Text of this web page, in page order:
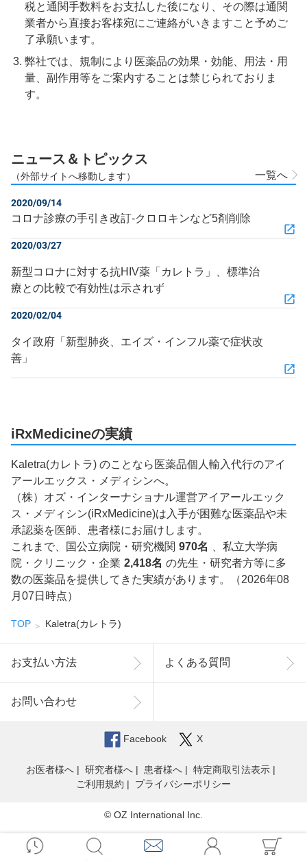
税と通関手数料をお支払した後になり、その際は通関
業者から直接お客様宛にご連絡がいきますこと予めご
了承願います。
弊社では、規制により医薬品の効果・効能、用法・用
量、副作用等をご案内することは禁じられておりま
す。
ニュース＆トピックス
（外部サイトへ移動します） 一覧へ
2020/09/14
コロナ診療の手引き改訂‐クロロキンなど5剤削除
2020/03/27
新型コロナに対する抗HIV薬「カレトラ」、標準治
療との比較で有効性は示されず
2020/02/04
タイ政府「新型肺炎、エイズ・インフル薬で症状改
善」
iRxMedicineの実績
Kaletra(カレトラ) のことなら医薬品個人輸入代行のアイ
アールエックス・メディシンへ。
（株）オズ・インターナショナル運営アイアールエック
ス・メディシン(iRxMedicine)は入手が困難な医薬品や未
承認薬を医師、患者様にお届けします。
これまで、国公立病院・研究機関 970名
、私立大学病
院・クリニック・企業 2,418名 の先生・研究者方等に多
数の医薬品を提供してきた実績があります。（2026年08
月07日時点）
TOP Kaletra(カレトラ)
お支払い方法 よくある質問
お問い合わせ
Facebook X
お医者様へ 研究者様へ 患者様へ
特定商取引法表示
ご利用規約
プライバシーポリシー
© OZ International Inc.